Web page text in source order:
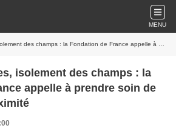
MENU
champs : la Fondation de France appelle à prendre soin de nos liens de proximité
isolement des champs : la
appelle à prendre soin de